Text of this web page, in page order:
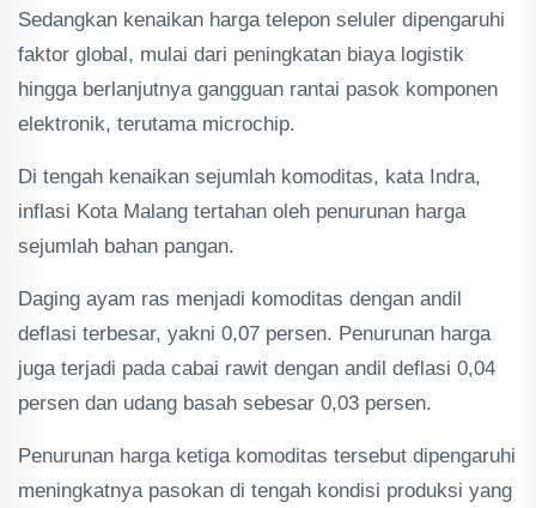
Sedangkan kenaikan harga telepon seluler dipengaruhi
faktor global, mulai dari peningkatan biaya logistik
hingga berlanjutnya gangguan rantai pasok komponen
elektronik, terutama microchip.
Di tengah kenaikan sejumlah komoditas, kata Indra,
inflasi Kota Malang tertahan oleh penurunan harga
sejumlah bahan pangan.
Daging ayam ras menjadi komoditas dengan andil
deflasi terbesar, yakni 0,07 persen. Penurunan harga
juga terjadi pada cabai rawit dengan andil deflasi 0,04
persen dan udang basah sebesar 0,03 persen.
Penurunan harga ketiga komoditas tersebut dipengaruhi
meningkatnya pasokan di tengah kondisi produksi yang